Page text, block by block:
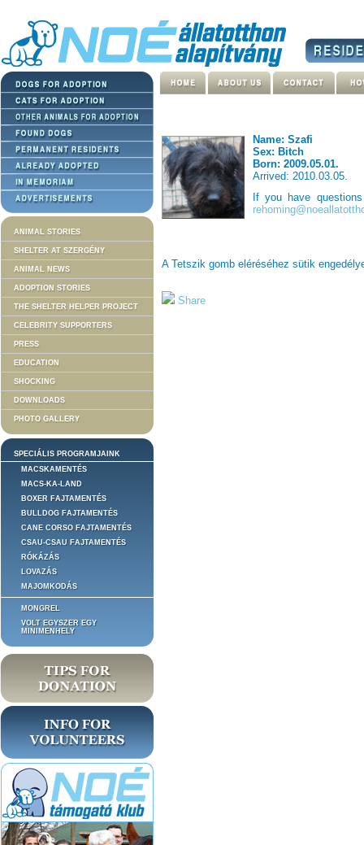
ANIMAL STORIES
SHELTER AT SZERGÉNY
ANIMAL NEWS
ADOPTION STORIES
THE SHELTER HELPER PROJECT
CELEBRITY SUPPORTERS
PRESS
EDUCATION
SHOCKING
DOWNLOADS
PHOTO GALLERY
SPECIÁLIS PROGRAMJAINK
MACSKAMENTÉS
MACS-KA-LAND
BOXER FAJTAMENTÉS
BULLDOG FAJTAMENTÉS
CANE CORSO FAJTAMENTÉS
CSAU-CSAU FAJTAMENTÉS
RÓKÁZÁS
LOVAZÁS
MAJOMKODÁS
MONGREL
VOLT EGYSZER EGY
MINIMENHELY
Name: Szafi
Sex: Bitch
Born: 2009.05.01.
Arrived: 2010.03.05.
If you have
A Tetszik gomb eléréséhez sütik
Share